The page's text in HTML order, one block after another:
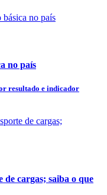
no país
resultado e indicador
cargas; saiba o que